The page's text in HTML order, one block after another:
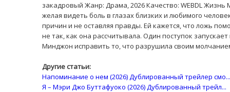
закадровый Жанр: Драма, 2026 Качество: WEBDL
желая видеть боль в глазах близких и любимого
причин и не оставляя правды. Ей кажется, что ложь
не так, как она рассчитывала. Один поступок
Минджон исправить то, что разрушила своим
Другие статьи:
Напоминание о нем (2026) Дублированный трейлер смо...
Я – Мэри Джо Буттафуоко (2026) Дублированный трейл...